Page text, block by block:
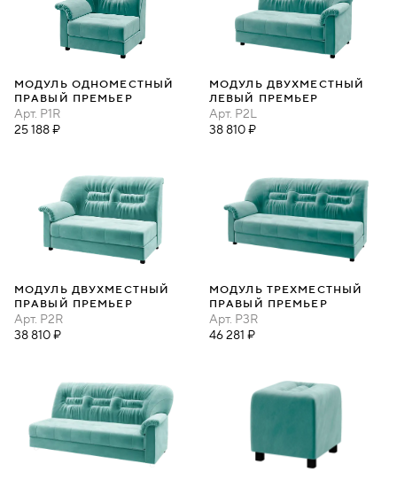
МОДУЛЬ ОДНОМЕСТНЫЙ
ПРАВЫЙ ПРЕМЬЕР
Арт. P1R
25 188 ₽
МОДУЛЬ ДВУХМЕСТНЫЙ
ЛЕВЫЙ ПРЕМЬЕР
Арт. P2L
38 810 ₽
МОДУЛЬ ДВУХМЕСТНЫЙ
ПРАВЫЙ ПРЕМЬЕР
Арт. P2R
38 810 ₽
МОДУЛЬ ТРЕХМЕСТНЫЙ
ПРАВЫЙ ПРЕМЬЕР
Арт. P3R
46 281 ₽